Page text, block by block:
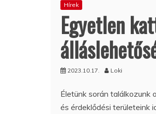
Hírek
Egyetlen
2023.10.17. Loki
Életünk során találkozunk
és érdeklődési területeink